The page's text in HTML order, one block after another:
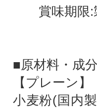
賞味期限:
■原材料・成分
【プレーン】
小麦粉(国内